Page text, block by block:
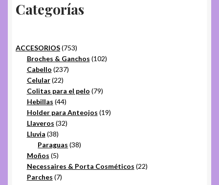
Categorías
ACCESORIOS 753753
productos
Broches & Ganchos 102102
Cabello 237237
Celular 2222
productos
Colitas para el pelo 7979
Hebillas 4444
productos
Holder para Anteojos 1919
Llaveros 3232
Lluvia 3838
productos
Paraguas 3838
Moños 55
productos
Necessaires & Porta Cosméticos 2222
Parches 77